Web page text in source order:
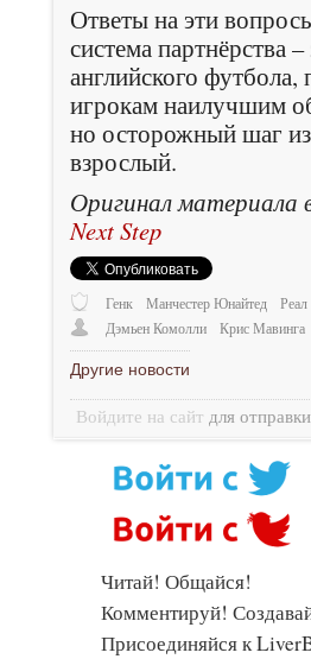
Ответы на эти
система партнёрства
английского футбола,
игрокам наилучшим
но осторожный шаг
взрослый.
Оригинал материала
Next Step
Генк Манчестер Юнайтед
Дэмьен Комолли
Крис Мавинга
Другие новости
Войдите на сайт для
Читай! Общайся!
Комментируй!
Присоединяйся к